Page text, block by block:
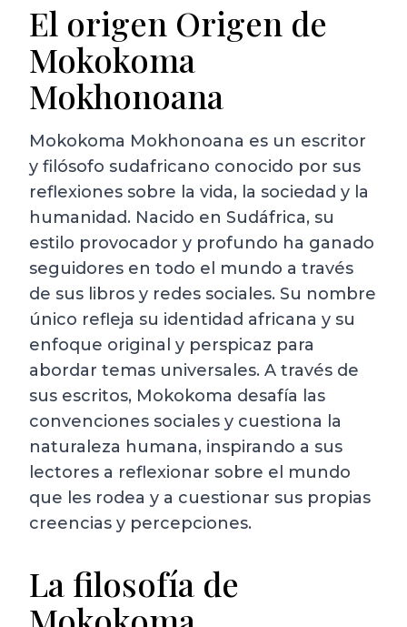
El origen Origen de
Mokokoma
Mokhonoana
Mokokoma Mokhonoana es un escritor
y filósofo sudafricano conocido por sus
reflexiones sobre la vida, la sociedad y la
humanidad. Nacido en Sudáfrica, su
estilo provocador y profundo ha ganado
seguidores en todo el mundo a través
de sus libros y redes sociales. Su nombre
único refleja su identidad africana y su
enfoque original y perspicaz para
abordar temas universales. A través de
sus escritos, Mokokoma desafía las
convenciones sociales y cuestiona la
naturaleza humana, inspirando a sus
lectores a reflexionar sobre el mundo
que les rodea y a cuestionar sus propias
creencias y percepciones.
La filosofía de